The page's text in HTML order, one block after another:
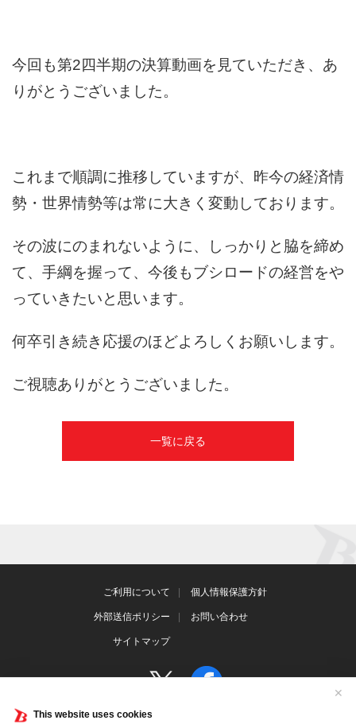
This website uses cookies
✕
今回も第2四半期の決算動画を見ていただき、あ
りがとうございました。
これまで順調に推移していますが、昨今の経済情
勢・世界情勢等は常に大きく変動しております。
その波にのまれないように、しっかりと脇を締め
て、手綱を握って、今後もブシロードの経営をや
っていきたいと思います。
何卒引き続き応援のほどよろしくお願いします。
ご視聴ありがとうございました。
一覧に戻る
ご利用について 個人情報保護方針
外部送信ポリシー お問い合わせ
サイトマップ